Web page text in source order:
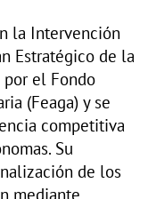
la Intervención
Estratégico de la
por el Fondo
(Feaga) y se
competitiva
Su
de los
mediante